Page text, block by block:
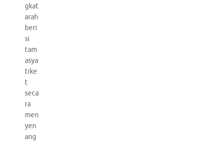
gkat
arah
beri
si
tam
asya
tike
t
seca
ra
men
yen
ang